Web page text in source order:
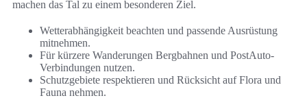
machen das Tal zu einem besonderen Ziel.
Wetterabhängigkeit beachten und passende Ausrüstung
mitnehmen.
Für kürzere Wanderungen Bergbahnen und PostAuto-
Verbindungen nutzen.
Schutzgebiete respektieren und Rücksicht auf Flora und
Fauna nehmen.